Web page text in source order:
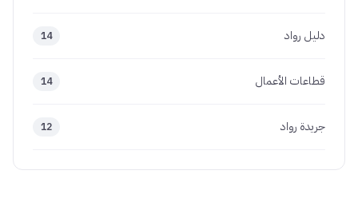
دليل رواد 14
قطاعات الأعمال 14
جريدة رواد 12